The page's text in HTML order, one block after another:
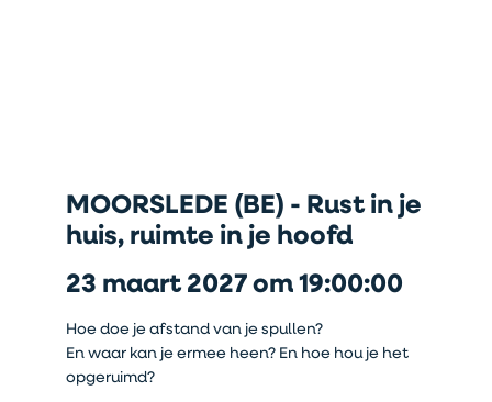
MOORSLEDE (BE) - Rust in je
huis, ruimte in je hoofd
23 maart 2027 om 19:00:00
Hoe doe je afstand van je spullen?
En waar kan je ermee heen? En hoe hou je het
opgeruimd?